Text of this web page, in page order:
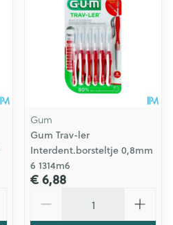
Gum
Gum Trav-ler
Interdent.borsteltje 0,8mm
6 1314m6
€ 6,88